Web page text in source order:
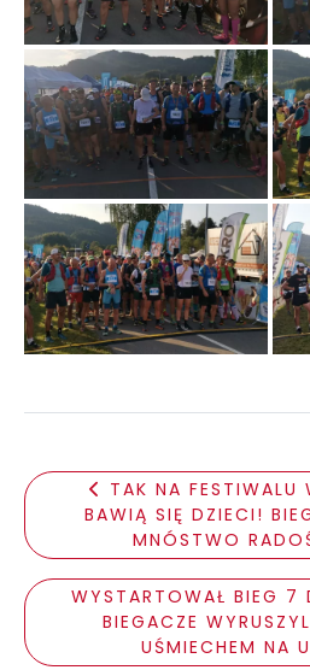
TAK NA FESTIWALU
BAWIĄ SIĘ DZIECI!
MNÓSTWO
WYSTARTOWAŁ BIEG 7
BIEGACZE
UŚMIECHEM NA